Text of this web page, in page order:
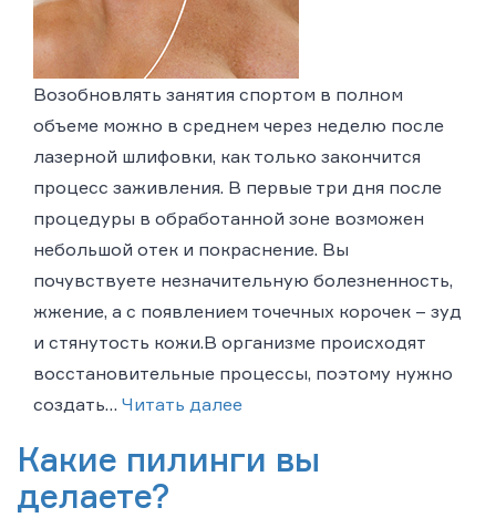
Возобновлять занятия спортом в полном
объеме можно в среднем через неделю после
лазерной шлифовки, как только закончится
процесс заживления. В первые три дня после
процедуры в обработанной зоне возможен
небольшой отек и покраснение. Вы
почувствуете незначительную болезненность,
жжение, а с появлением точечных корочек – зуд
и стянутость кожи.В организме происходят
восстановительные процессы, поэтому нужно
создать… Читать далее
Какие пилинги вы
делаете?